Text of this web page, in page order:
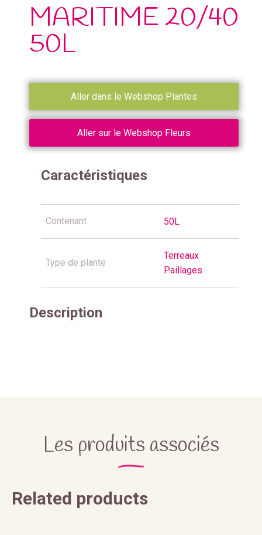
MARITIME 20/40
50L
Aller dans le Webshop Plantes
Aller sur le Webshop Fleurs
Caractéristiques
Contenant 50L
Type de plante
Terreaux
Paillages
Description
Les produits associés
Related products